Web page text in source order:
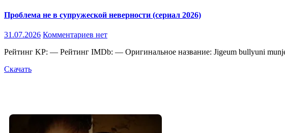
Проблема не в супружеской неверности (сериал 2026)
31.07.2026 Комментариев нет
Рейтинг KP: — Рейтинг IMDb: — Оригинальное название: Jigeum bullyuni
Скачать